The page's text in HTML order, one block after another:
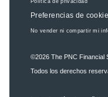
Política de privacidad
Preferencias de
No vender ni compartir mi
©2026 The PNC Financial
Todos los derechos